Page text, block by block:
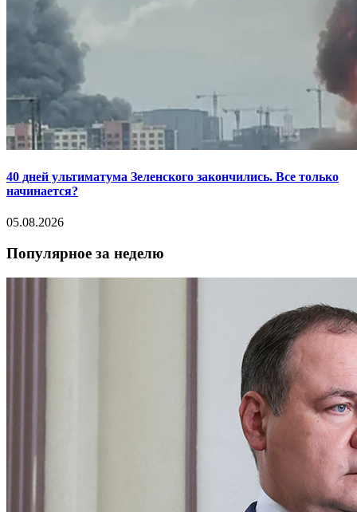
40 дней ультиматума Зеленского закончились. Все только
начинается?
05.08.2026
Популярное за неделю